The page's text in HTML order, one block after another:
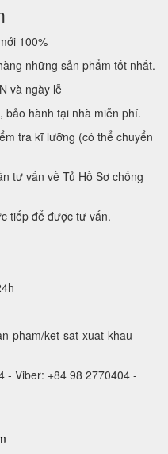
100%
những sản phẩm tốt nhất.
và ngày lễ
hành tại nhà miễn phí.
tra kĩ lưỡng (có thể chuyển
tư vấn về Tủ Hồ Sơ chống
tiếp để được tư vấn.
pham/ket-sat-xuat-khau-
- Viber: +84 98 2770404 -